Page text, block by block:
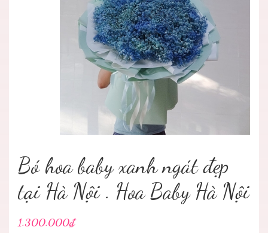
Bó hoa baby xanh ngát đẹp
tại Hà Nội . Hoa Baby Hà Nội
1.300.000₫